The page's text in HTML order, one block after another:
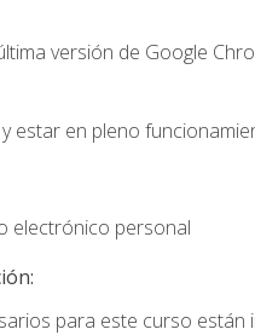
versión de Google
estar en pleno
electrónico personal
para este curso